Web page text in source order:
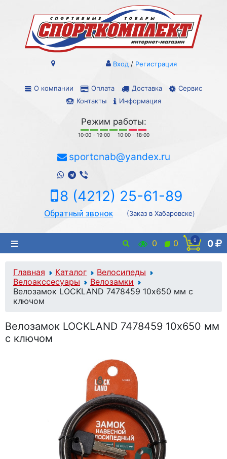
О компании Оплата Доставка
Сервис
Контакты
Информация
Вход / Регистрация
Режим работы:
10:00 - 19:00 10:00 - 18:00
sportcnab@yandex.ru
8 (4212) 25-61-89
Обратный звонок (Заказ в Хабаровске)
0 0 0 0
Главная Каталог
Велосипеды
Велоакссесуары
Велозамки
Велозамок LOCKLAND 7478459 10х650 мм с
ключом
Велозамок LOCKLAND 7478459 10х650 мм
с ключом